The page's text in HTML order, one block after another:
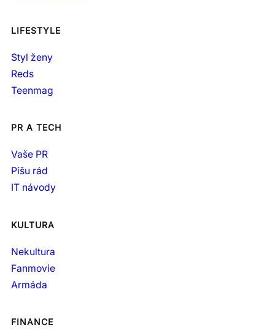
LIFESTYLE
Styl ženy
Reds
Teenmag
PR A TECH
Vaše PR
Píšu rád
IT návody
KULTURA
Nekultura
Fanmovie
Armáda
FINANCE